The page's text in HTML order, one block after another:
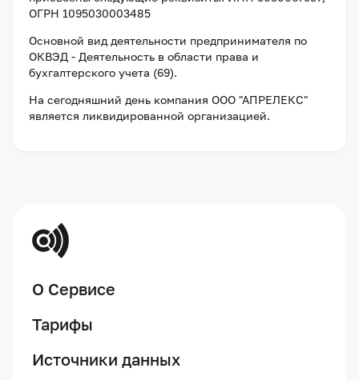
ОГРН 1095030003485
Основной вид деятельности предпринимателя по
ОКВЭД - Деятельность в области права и
бухгалтерского учета (69).
На сегодняшний день компания ООО "АПРЕЛЕКС"
является ликвидированной организацией.
О Сервисе
Тарифы
Источники данных